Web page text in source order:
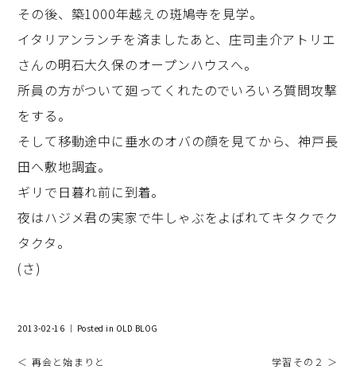
その後、 築1000年越えの斑鳩寺を見学。
イタリアンランチを済ましたあと、 庄司圭介アトリエ
さんの明石大久保のオープンハウスへ。
所員の方がついて廻ってくれたのでいろいろ質問攻撃
をする。
そして移動途中に垂水のオバの顔を見てから、神戸長
田へ敷地調査。
ギリで日暮れ前に到着。
夜はハジメ君の実家で牛しゃぶをよばれてキタクでク
タクタ。
(さ)
2013-02-16 ｜ Posted in OLD BLOG
＜ 再会と始まりと 学習その２ ＞